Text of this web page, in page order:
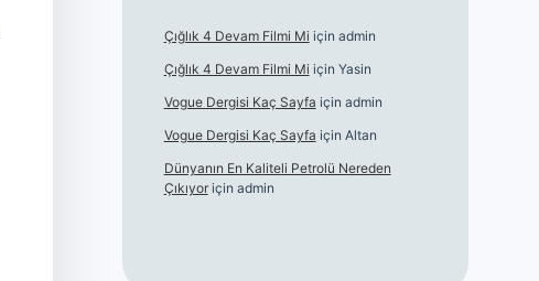
Çığlık 4 Devam Filmi Mi için admin
Çığlık 4 Devam Filmi Mi için Yasin
Vogue Dergisi Kaç Sayfa için admin
Vogue Dergisi Kaç Sayfa için Altan
Dünyanın En Kaliteli Petrolü Nereden
Çıkıyoriçin admin